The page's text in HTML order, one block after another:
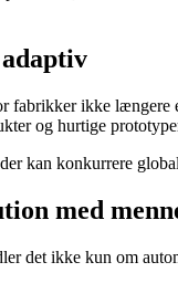
fabrikker ikke længere
og hurtige
kan konkurrere
med
det ikke kun om